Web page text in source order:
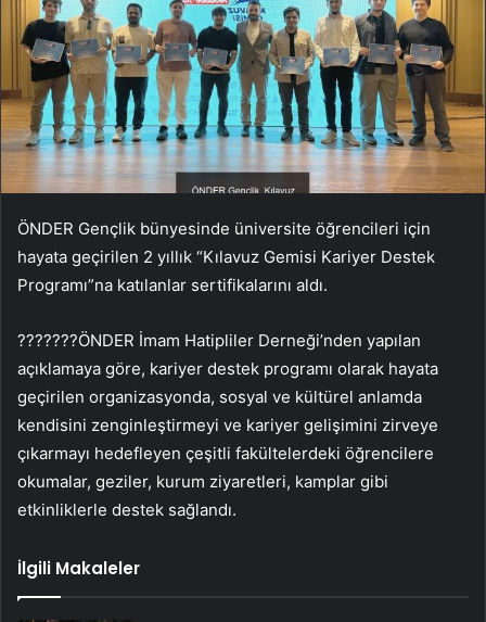
ÖNDER Gençlik bünyesinde üniversite öğrencileri için
hayata geçirilen 2 yıllık “Kılavuz Gemisi Kariyer Destek
Programı”na katılanlar sertifikalarını aldı.
???????ÖNDER İmam Hatipliler Derneği’nden yapılan
açıklamaya göre, kariyer destek programı olarak hayata
geçirilen organizasyonda, sosyal ve kültürel anlamda
kendisini zenginleştirmeyi ve kariyer gelişimini zirveye
çıkarmayı hedefleyen çeşitli fakültelerdeki öğrencilere
okumalar, geziler, kurum ziyaretleri, kamplar gibi
etkinliklerle destek sağlandı.
İlgili Makaleler